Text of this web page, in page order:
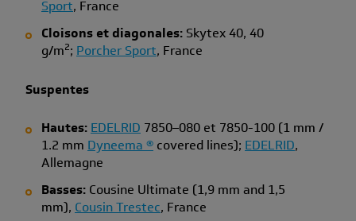
Sport, France
Cloisons et diagonales:Skytex 40, 40
g/m2; Porcher Sport, France
Suspentes
Hautes: EDELRID 7850–080 et 7850-100 (1 mm /
1.2 mm Dyneema ®covered lines); EDELRID,
Allemagne
Basses:Cousine Ultimate (1,9 mm and 1,5
mm), Cousin Trestec, France